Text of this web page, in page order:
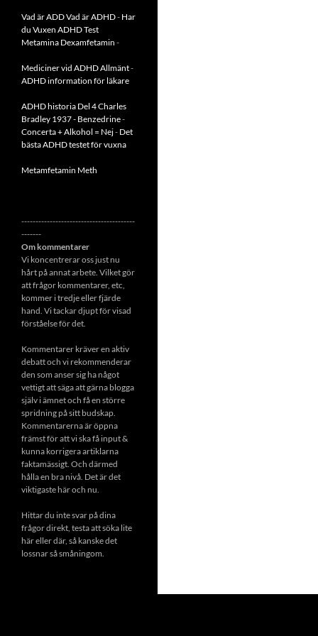
Vad är ADDVad är ADHD- Har
du Vuxen ADHD Test
Metamina Dexamfetamin -
Mediciner vid ADHD Allmänt-
ADHD information för läkare
ADHD historia Del 4 Charles
Bradley 1937 - Benzedrine-
Concerta + Alkohol = Nej- Det
bästa ADHD testet för vuxna
Metamfetamin Meth
----------------------------------------
-------
Om kommentarer
Vi koncentrerar oss just nu
hårt på annat arbete. Vilket gör
att frågor kommentarer, etc,
kommer i tredje eller fjärde
hand. Vi tackar djupt för visad
förståelse för det.
Kommentarer kräver en aktiv
debatt och vi rekommenderar
den som anser sig ha något
vettigt att säga att gärna blogga
själv i ämnet och få en större
spridning på sitt budskap.
Kommentarerna är öppna
främst för att vi ska få input &
kunna korrigera artiklarna
faktamässigt. Och därmed
hålla en bra nivå. Det är det
viktigaste här och nu.
Hittar du inte svar på dina
frågor direkt, testa att söka lite
här eller där, så kanske det
lossnar så småningom.